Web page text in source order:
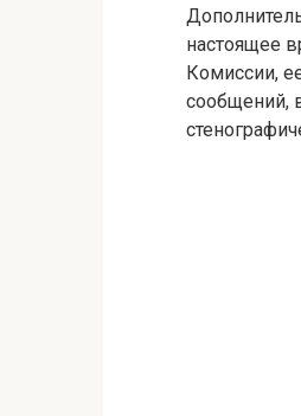
настоящее
Комиссии,
сообщений,